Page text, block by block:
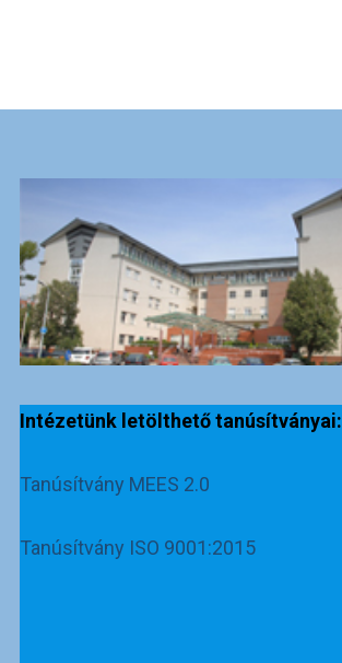
Intézetünk letölthető tanúsítványai:
Tanúsítvány MEES 2.0
Tanúsítvány ISO 9001:2015